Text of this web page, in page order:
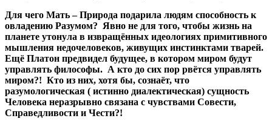
Для чего Мать – Природа подарила людям способность к
овладению Разумом? Явно не для того, чтобы жизнь на
планете утонула в извращённых идеологиях примитивного
мышления недочеловеков, живущих инстинктами тварей.
Ещё Платон предвидел будущее, в котором миром будут
управлять философы. А кто до сих пор рвётся управлять
миром?! Кто из них, хотя бы, сознаёт, что
разумологическая ( истинно диалектическая) сущность
Человека неразрывно связана с чувствами Совести,
Справедливости и Чести?!